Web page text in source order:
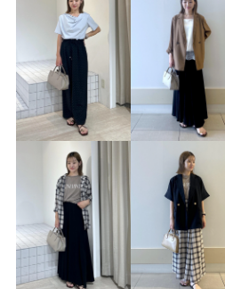
GDH16500 GDS16250
1枚でも着れる 26mother'sday
26SS10 26SS10r 26SS15
26SS_ジョーゼット 26SSお着軽
RP26SS RP26SS着映えトップス
お気に入りアイテム_pickup きち
こなれ感 さらりとした さり
ちゃんとプラスかわいい保証 イ